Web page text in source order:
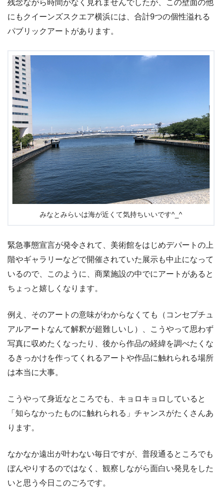
残念ながら時間がなく見れませんでしたが、この壁面の他
にもクイーンズスクエア横浜には、合計9つの個性溢れる
パブリックアートがあります。
みなとみらいは海が近くて気持ちいいです^_^
緊急事態宣言が発令されて、美術館をはじめデパートの上
階やギャラリーなどで開催されていた展示も中止になって
いるので、このように、商業施設の中でにアートがあると
ちょっと嬉しくなります。
例え、そのアートの意味がわからなくても（コンセプチュ
アルアートなんて解釈が超難しいし）、こうやって思わず
写真に収めたくなったり、後から作品の経緯を調べたくな
るきっかけを作ってくれるアートや作品に触れられる場所
は本当に大事。
こうやって身近なところでも、キョロキョロしていると
「知らなかったものに触れられる」チャンスがたくさんあ
ります。
なかなか遠出が叶わない毎日ですが、普段通るところでも
ぼんやりするのではなく、観察しながら面白い発見をした
いと思う今日このごろです。